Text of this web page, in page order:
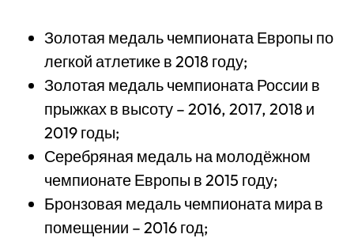
Золотая медаль чемпионата Европы по
легкой атлетике в 2018 году;
Золотая медаль чемпионата России в
прыжках в высоту – 2016, 2017, 2018 и
2019 годы;
Серебряная медаль на молодёжном
чемпионате Европы в 2015 году;
Бронзовая медаль чемпионата мира в
помещении – 2016 год;